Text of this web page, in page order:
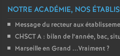
NOTRE ACADÉMIE, NOS
Message du recteur aux
CHSCT A : bilan de l’année, bac,
Marseille en Grand ...Vraiment?